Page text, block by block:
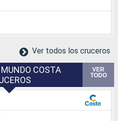
Ver todos los cruceros
COSTA
VER
TODO